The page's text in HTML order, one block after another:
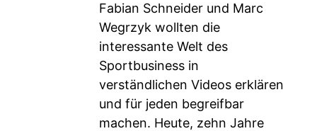
Fabian Schneider und Marc
Wegrzyk wollten die
interessante Welt des
Sportbusiness in
verständlichen Videos erklären
und für jeden begreifbar
machen. Heute, zehn Jahre